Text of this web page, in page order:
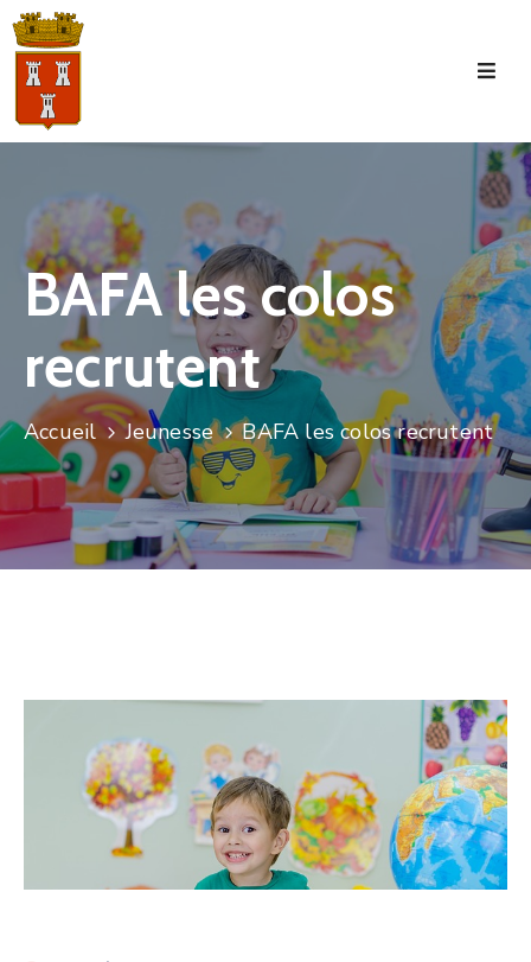
Accueil
Tourisme
Manifestations
Municipale
Services
Jeunesse
BAFA les colos
recrutent
Accueil Jeunesse BAFA les colos recrutent